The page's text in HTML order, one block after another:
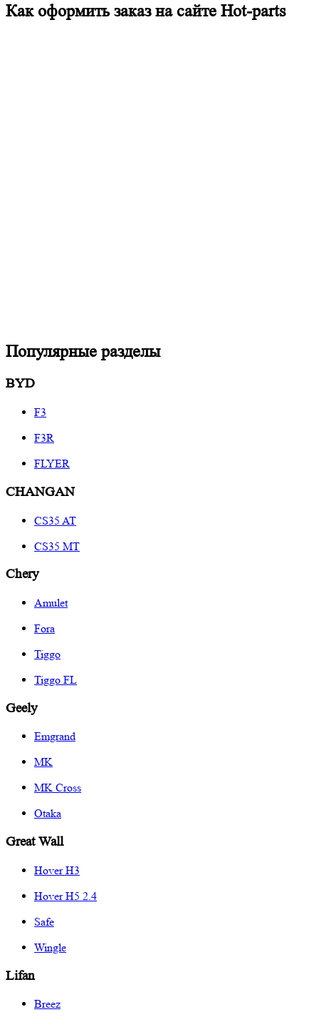
Как оформить заказ на сайте Hot-parts
Популярные разделы
BYD
F3
F3R
FLYER
CHANGAN
CS35 AT
CS35 MT
Chery
Amulet
Fora
Tiggo
Tiggo FL
Geely
Emgrand
MK
MK Cross
Otaka
Great Wall
Hover H3
Hover H5 2.4
Safe
Wingle
Lifan
Breez